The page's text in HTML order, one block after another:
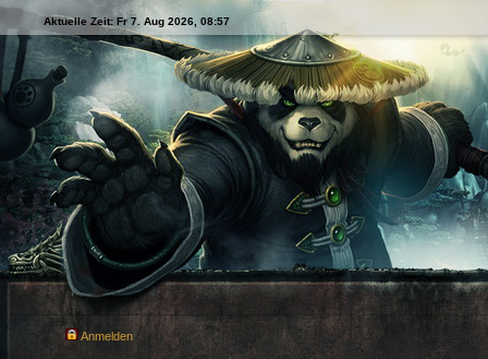
Aktuelle Zeit: Fr 7. Aug 2026, 08:57
Anmelden